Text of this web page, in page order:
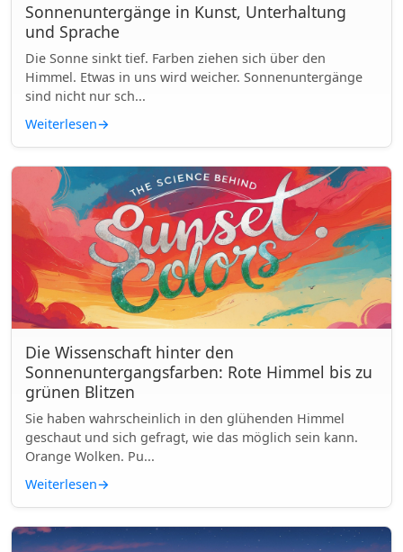
Sonnenuntergänge in Kunst, Unterhaltung
und Sprache
Die Sonne sinkt tief. Farben ziehen sich über den
Himmel. Etwas in uns wird weicher. Sonnenuntergänge
sind nicht nur sch...
Weiterlesen→
Die Wissenschaft hinter den
Sonnenuntergangsfarben: Rote Himmel bis zu
grünen Blitzen
Sie haben wahrscheinlich in den glühenden Himmel
geschaut und sich gefragt, wie das möglich sein kann.
Orange Wolken. Pu...
Weiterlesen→